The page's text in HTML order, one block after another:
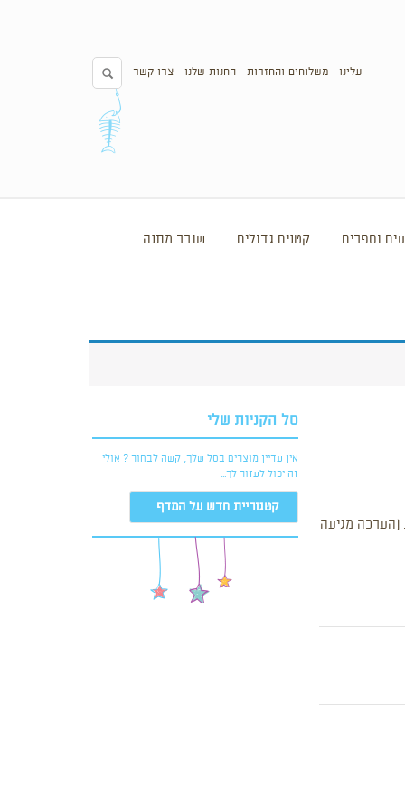
עלינו משלוחים והחזרות החנות שלנו צרו קשר
וספרים קטנים גדולים שובר מתנה
(הערכה מגיעה
סל הקניות שלי
אין עדיין מוצרים בסל שלך, קשה לבחור ? אולי
זה יכול לעזור לך...
קטגוריית חדש על המדף